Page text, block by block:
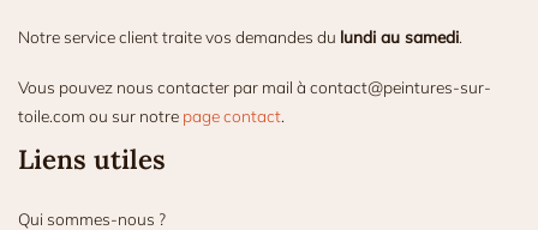
Notre service client traite vos demandes du lundi au samedi.
Vous pouvez nous contacter par mail à contact@peintures-sur-
toile.com ou sur notre page contact.
Liens utiles
Qui sommes-nous ?